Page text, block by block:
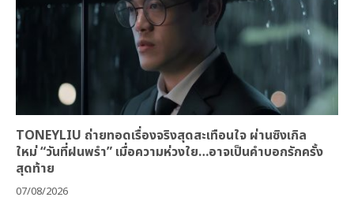
TONEYLIU ถ่ายทอดเรื่องจริงสุดสะเทือนใจ ผ่านซิงเกิล
ใหม่ “วันที่ฝนพรำ” เมื่อความห่วงใย…อาจเป็นคำบอกรักครั้ง
สุดท้าย
07/08/2026